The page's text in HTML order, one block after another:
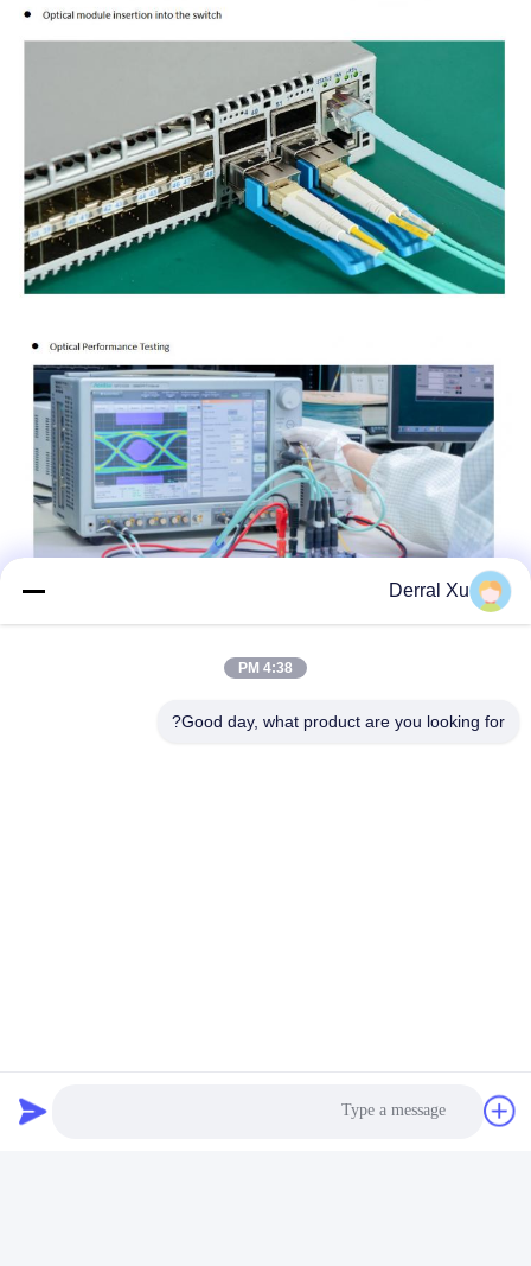
Derral Xu
4:38 PM
Good day, what product are you looking for?